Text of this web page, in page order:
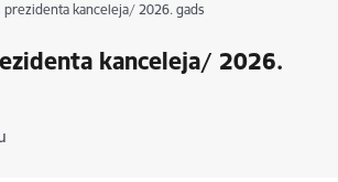
prezidenta kanceleja/ 2026. gads
kanceleja/ 2026.